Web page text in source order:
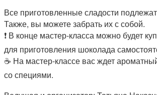
Все приготовленные сладости
Также, вы можете забрать их с собой.
❗ В конце мастер-класса можно будет
для приготовления шоколада
☕ На мастер-классе вас ждет
со специями.